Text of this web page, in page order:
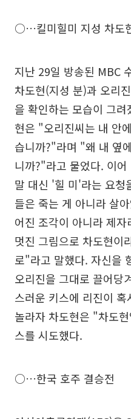
○…킬미힐미 지성 차도
지난 29일 방송된 MBC
차도현(지성 분)과 오리
을 확인하는 모습이 그
현은 "오리진씨는 내 안
습니까?"라며 "왜 내 옆
니까?"라고 물었다. 이
말 대신 '힐 미'라는 요청
들은 죽는 게 아니라 살
어진 조각이 아니라 제
멋진 그림으로 차도현이
로"라고 말했다. 자신을
오리진을 그대로 끌어당
스러운 키스에 리진이
놀라자 차도현은 "차도
스를 시도했다.
○…한국 호주 결승전